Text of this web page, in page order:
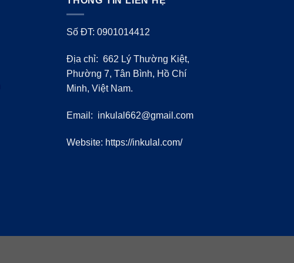
Số ĐT: 0901014412
Địa chỉ: 662 Lý Thường Kiệt,
Phường 7, Tân Bình, Hồ Chí
Minh, Việt Nam.
Email: inkulal662@gmail.com
Website: https://inkulal.com/